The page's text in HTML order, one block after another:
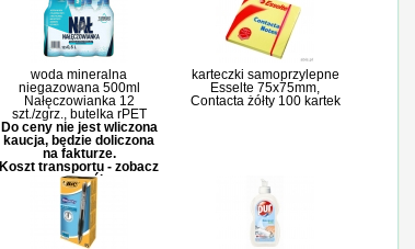
woda mineralna
niegazowana 500ml
Nałęczowianka 12
szt./zgrz., butelka rPET
Do ceny nie jest wliczona
kaucja, będzie doliczona
na fakturze.
Koszt transportu - zobacz
szczegóły
karteczki samoprzylepne
Esselte 75x75mm,
Contacta żółty 100 kartek